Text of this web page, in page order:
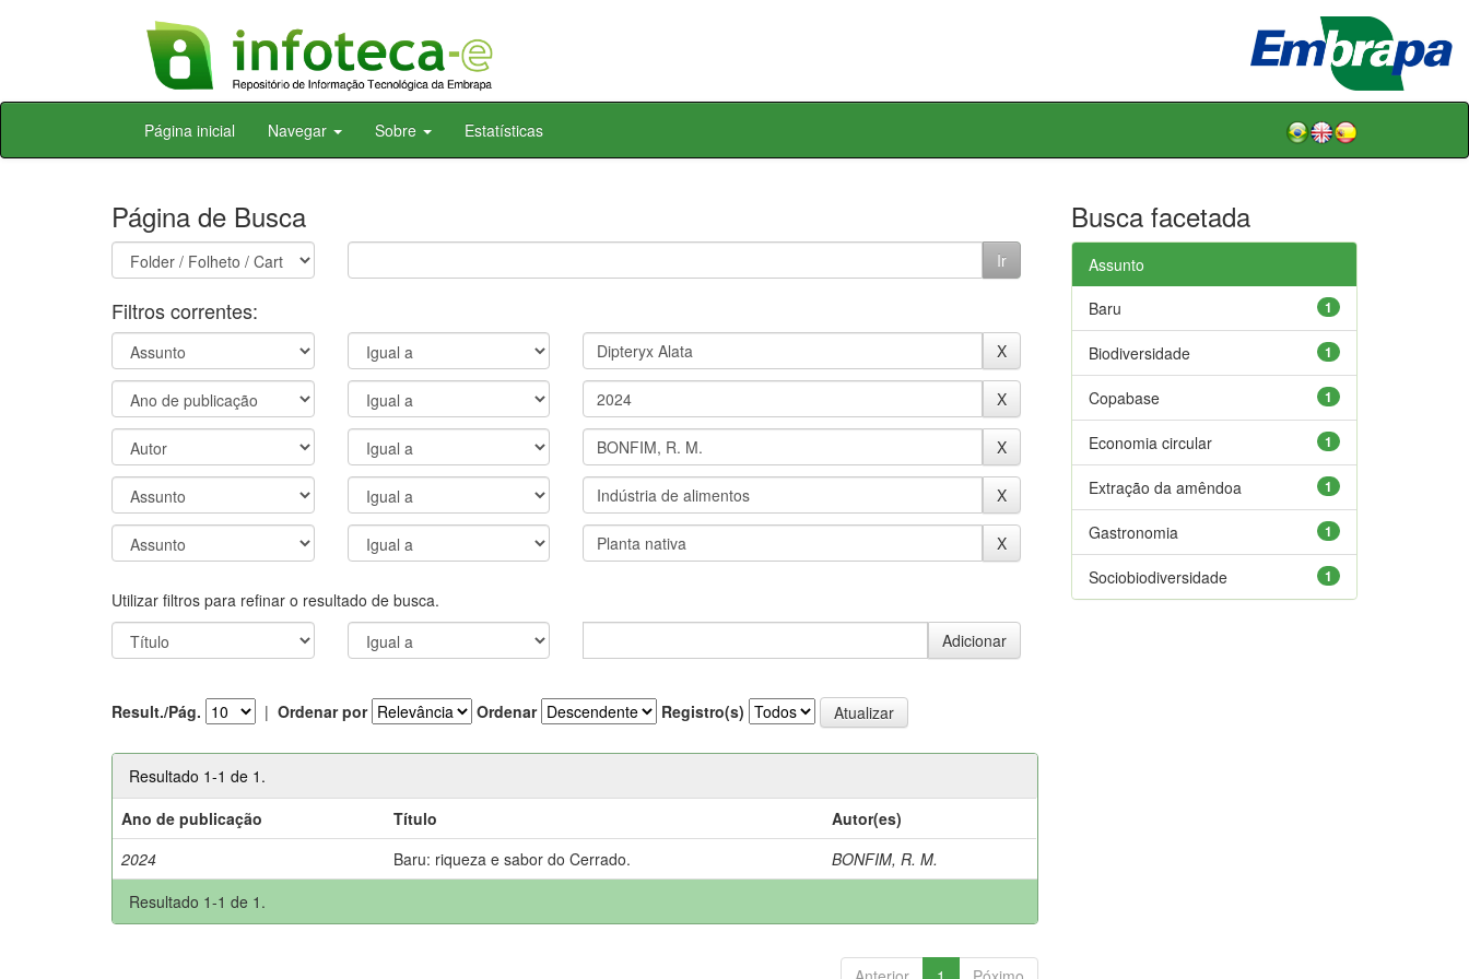
Skip
Página inicial Navegar Sobre Estatísticas
Página de Busca
Filtros correntes:
Utilizar filtros para refinar o resultado de busca.
Result./Pág. | Ordenar por Ordenar Registro(s)
Resultado 1-1 de 1.
Ano de publicação
Título
Autor(es)
2024
Baru: riqueza e sabor do Cerrado.
BONFIM, R. M.
Resultado 1-1 de 1.
Busca facetada
Assunto
1
Baru
1
Biodiversidade
1
Copabase
1
Economia circular
1
Extração da amêndoa
1
Gastronomia
1
Sociobiodiversidade